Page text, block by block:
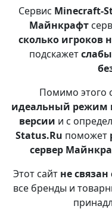
Сервис Minecraft-
Майнкрафт
сколько игроков
подскажет
Помимо этого
идеальный режим
версии и с
Status.Ru поможет
сервер
Этот сайт не
все бренды и